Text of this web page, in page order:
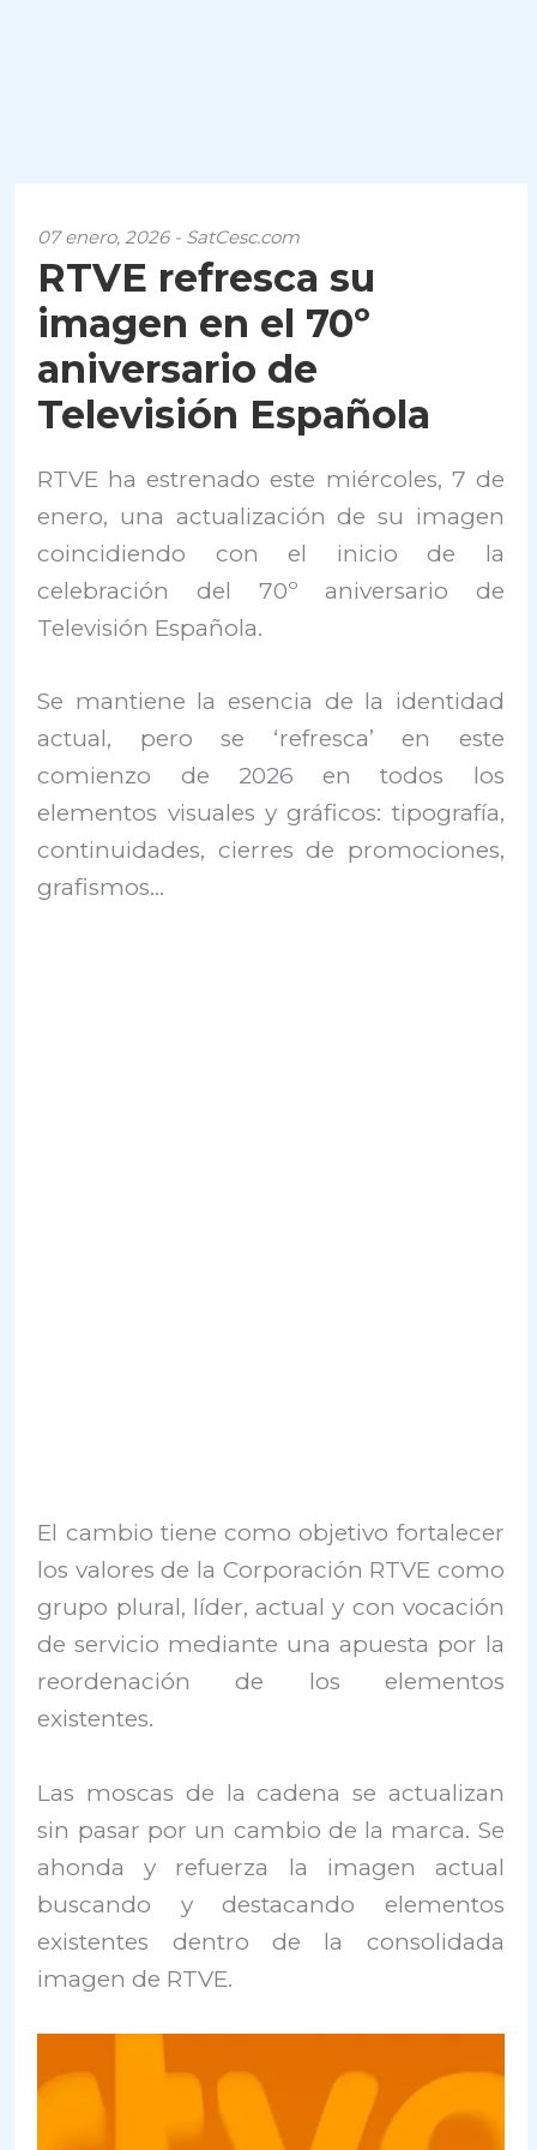
07 enero, 2026 - SatCesc.com
RTVE refresca su
imagen en el 70º
aniversario de
Televisión Española
RTVE ha estrenado este miércoles, 7 de
enero, una actualización de su imagen
coincidiendo con el inicio de la
celebración del 70º aniversario de
Televisión Española.
Se mantiene la esencia de la identidad
actual, pero se ‘refresca’ en este
comienzo de 2026 en todos los
elementos visuales y gráficos: tipografía,
continuidades, cierres de promociones,
grafismos…
El cambio tiene como objetivo fortalecer
los valores de la Corporación RTVE como
grupo plural, líder, actual y con vocación
de servicio mediante una apuesta por la
reordenación de los elementos
existentes.
Las moscas de la cadena se actualizan
sin pasar por un cambio de la marca. Se
ahonda y refuerza la imagen actual
buscando y destacando elementos
existentes dentro de la consolidada
imagen de RTVE.